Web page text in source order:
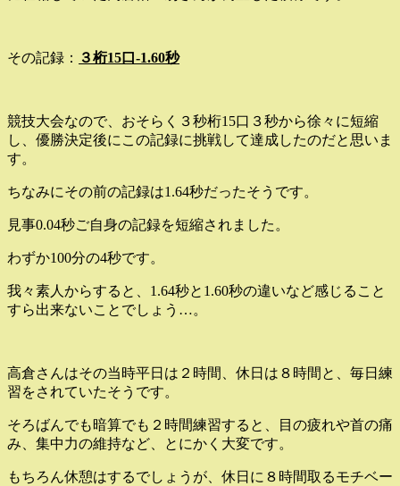
その記録： ３桁15口-1.60秒
競技大会なので、おそらく３秒桁15口３秒から徐々に短縮
し、優勝決定後にこの記録に挑戦して達成したのだと思いま
す。
ちなみにその前の記録は1.64秒だったそうです。
見事0.04秒ご自身の記録を短縮されました。
わずか100分の4秒です。
我々素人からすると、1.64秒と1.60秒の違いなど感じること
すら出来ないことでしょう…。
高倉さんはその当時平日は２時間、休日は８時間と、毎日練
習をされていたそうです。
そろばんでも暗算でも２時間練習すると、目の疲れや首の痛
み、集中力の維持など、とにかく大変です。
もちろん休憩はするでしょうが、休日に８時間取るモチベー